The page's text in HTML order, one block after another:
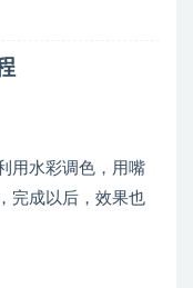
用水彩调色，用嘴
完成以后，效果也